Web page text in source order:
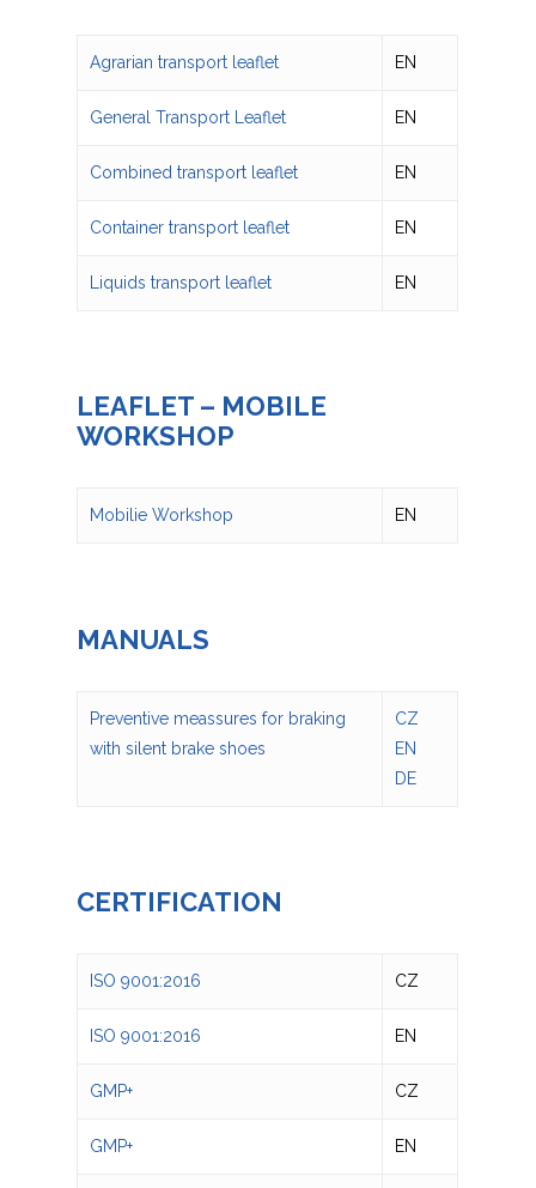
Agrarian transport leaflet EN
General Transport Leaflet EN
Combined transport leaflet EN
Container transport leaflet EN
Liquids transport leaflet EN
LEAFLET – MOBILE
WORKSHOP
Mobilie Workshop EN
MANUALS
Preventive meassures for braking
with silent brake shoes
CZ
EN
DE
CERTIFICATION
ISO 9001:2016 CZ
ISO 9001:2016 EN
GMP+ CZ
GMP+ EN
НОВИНИ
ПРОПОЗИЦІІ
УКРАЇНСЬКА
ČEŠTINA